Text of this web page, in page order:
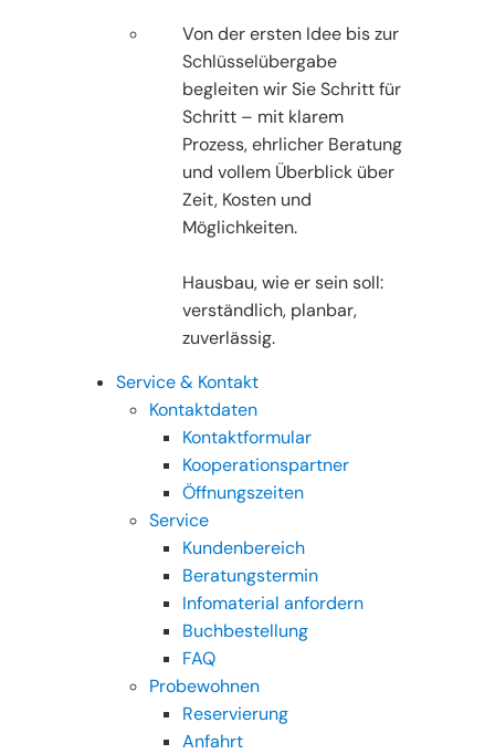
Von der ersten Idee bis zur
Schlüsselübergabe
begleiten wir Sie Schritt für
Schritt – mit klarem
Prozess, ehrlicher Beratung
und vollem Überblick über
Zeit, Kosten und
Möglichkeiten.
Hausbau, wie er sein soll:
verständlich, planbar,
zuverlässig.
Service & Kontakt
Kontaktdaten
Kontaktformular
Kooperationspartner
Öffnungszeiten
Service
Kundenbereich
Beratungstermin
Infomaterial anfordern
Buchbestellung
FAQ
Probewohnen
Reservierung
Anfahrt